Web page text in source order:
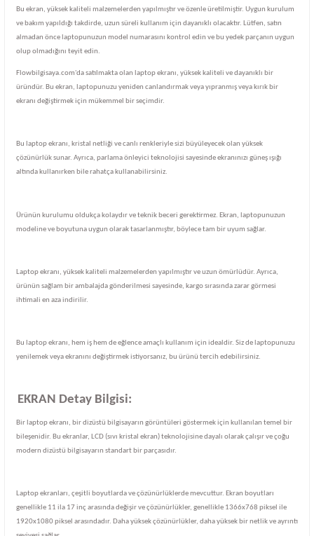
Bu ekran, yüksek kaliteli malzemelerden yapılmıştır ve özenle üretilmiştir. Uygun kurulum
ve bakım yapıldığı takdirde, uzun süreli kullanım için dayanıklı olacaktır. Lütfen, satın
almadan önce laptopunuzun model numarasını kontrol edin ve bu yedek parçanın uygun
olup olmadığını teyit edin.
Flowbilgisaya.com'da satılmakta olan laptop ekranı, yüksek kaliteli ve dayanıklı bir
üründür. Bu ekran, laptopunuzu yeniden canlandırmak veya yıpranmış veya kırık bir
ekranı değiştirmek için mükemmel bir seçimdir.
Bu laptop ekranı, kristal netliği ve canlı renkleriyle sizi büyüleyecek olan yüksek
çözünürlük sunar. Ayrıca, parlama önleyici teknolojisi sayesinde ekranınızı güneş ışığı
altında kullanırken bile rahatça kullanabilirsiniz.
Ürünün kurulumu oldukça kolaydır ve teknik beceri gerektirmez. Ekran, laptopunuzun
modeline ve boyutuna uygun olarak tasarlanmıştır, böylece tam bir uyum sağlar.
Laptop ekranı, yüksek kaliteli malzemelerden yapılmıştır ve uzun ömürlüdür. Ayrıca,
ürünün sağlam bir ambalajda gönderilmesi sayesinde, kargo sırasında zarar görmesi
ihtimali en aza indirilir.
Bu laptop ekranı, hem iş hem de eğlence amaçlı kullanım için idealdir. Siz de laptopunuzu
yenilemek veya ekranını değiştirmek istiyorsanız, bu ürünü tercih edebilirsiniz.
EKRAN Detay Bilgisi:
Bir laptop ekranı, bir dizüstü bilgisayarın görüntüleri göstermek için kullanılan temel bir
bileşenidir. Bu ekranlar, LCD (sıvı kristal ekran) teknolojisine dayalı olarak çalışır ve çoğu
modern dizüstü bilgisayarın standart bir parçasıdır.
Laptop ekranları, çeşitli boyutlarda ve çözünürlüklerde mevcuttur. Ekran boyutları
genellikle 11 ila 17 inç arasında değişir ve çözünürlükler, genellikle 1366x768 piksel ile
1920x1080 piksel arasındadır. Daha yüksek çözünürlükler, daha yüksek bir netlik ve ayrıntı